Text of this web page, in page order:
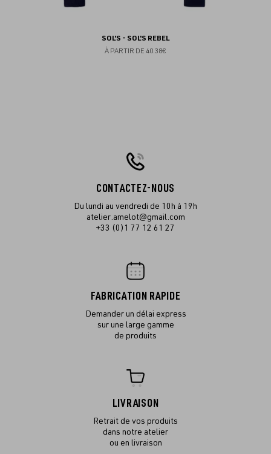
SOL'S - SOL'S REBEL
À PARTIR DE 40.38€
CONTACTEZ-NOUS
Du lundi au vendredi de 10h à 19h
atelier.amelot@gmail.com
+33 (0)1 77 12 61 27
FABRICATION RAPIDE
Demander un délai express
sur une large gamme
de produits
LIVRAISON
Retrait de vos produits
dans notre atelier
ou en livraison